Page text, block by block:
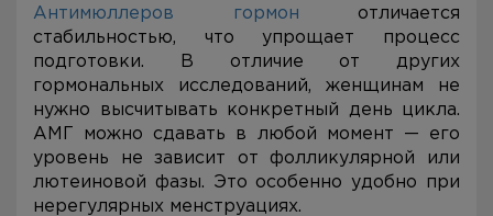
Антимюллеров гормон отличается
стабильностью, что упрощает процесс
подготовки. В отличие от других
гормональных исследований, женщинам не
нужно высчитывать конкретный день цикла.
АМГ можно сдавать в любой момент — его
уровень не зависит от фолликулярной или
лютеиновой фазы. Это особенно удобно при
нерегулярных менструациях.